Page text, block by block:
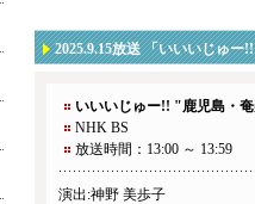
2025.9.15放送 「いいいじゅー
いいいじゅー!! "鹿児島・
NHK BS
放送時間：13:00 ～ 13:59
演出:神野 美歩子